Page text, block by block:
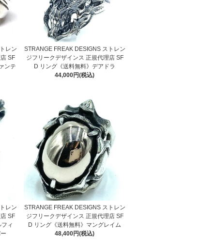
レン
SF
ンテ
STRANGE FREAK DESIGNS ストレン
ジフリークデザインス 正規代理店 SF
D リング《送料無料》デアドラ
44,000円(税込)
レン
SF
ィ
STRANGE FREAK DESIGNS ストレン
ジフリークデザインス 正規代理店 SF
D リング《送料無料》マングレイム
48,400円(税込)